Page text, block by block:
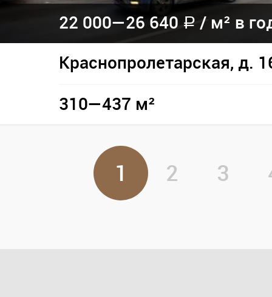
22 000—26 640 a / м² в
Краснопролетарская, д.
310—437 м²
1 2 3